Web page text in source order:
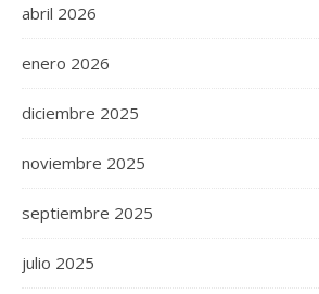
abril 2026
enero 2026
diciembre 2025
noviembre 2025
septiembre 2025
julio 2025